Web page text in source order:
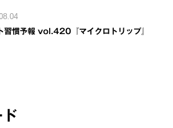
習慣予報 vol.420『マイクロトリップ』